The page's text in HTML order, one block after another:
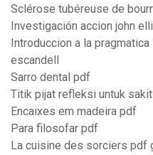
Sclérose tubéreuse de
Investigación accion john
Introduccion a la
escandell
Sarro dental pdf
Titik pijat refleksi untuk
Encaixes em madeira pdf
Para filosofar pdf
La cuisine des sorciers pdf